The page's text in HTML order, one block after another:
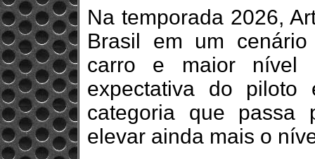
Na temporada 2026,
Brasil em um
carro e maior nível
expectativa do
categoria que passa
elevar ainda mais o